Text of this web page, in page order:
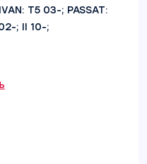
T5 03-; PASSAT:
; II 10-;